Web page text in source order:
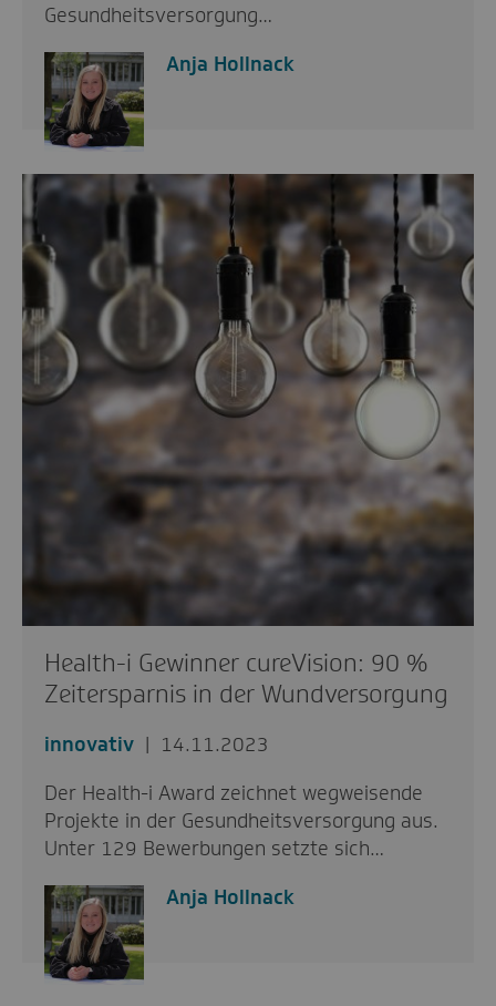
Gesundheitsversorgung…
Anja Hollnack
Health-i Gewinner cureVision: 90 %
Zeitersparnis in der Wundversorgung
innovativ
14.11.2023
Der Health-i Award zeichnet wegweisende
Projekte in der Gesundheitsversorgung aus.
Unter 129 Bewerbungen setzte sich…
Anja Hollnack